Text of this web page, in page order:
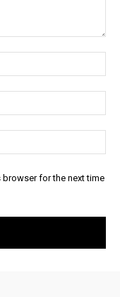
browser for the next time